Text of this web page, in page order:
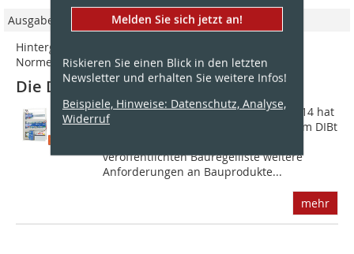
Melden Sie sich jetzt an!
Riskieren Sie einen Blick in den letzten
Newsletter und erhalten Sie weitere Infos!
Beispiele, Hinweise: Datenschutz, Analyse,
Widerruf
Ausgabe 01/2021
Hintergründe, Einsichten und Ausblicke zum neuen
Normenentwurf
Die DIN 18232-9, Version 2020
In einem vielbeachteten Urteil aus 2014 hat
der EuGH festgestellt, dass mit der vom DIBt
veröffentlichten Bauregelliste weitere
Anforderungen an Bauprodukte...
mehr